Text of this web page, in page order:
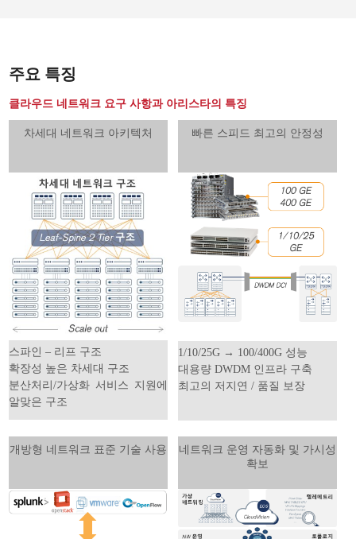
주요 특징
클라우드 네트워크 요구 사항과 아리스타의 특징
차세대 네트워크 아키텍처
스파인 – 리프 구조
확장성 높은 차세대 구조
분산처리/가상화 서비스 지원에
알맞은 구조
빠른 스피드 최고의 안정성
1/10/25G → 100/400G 성능
대용량 DWDM 인프라 구축
최고의 저지연 / 품질 보장
개방형 네트워크 표준 기술 사용
네트워크 운영 자동화 및 가시성
확보